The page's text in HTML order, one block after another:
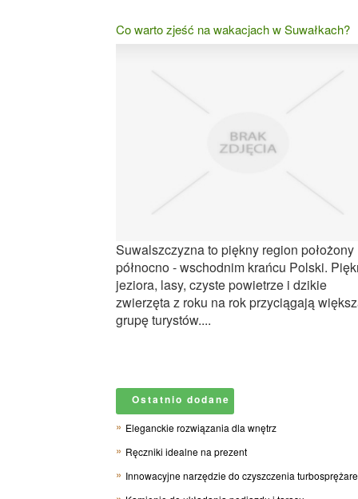
Co warto zjeść na wakacjach w Suwałkach?
Suwalszczyzna to piękny region położony
północno - wschodnim krańcu Polski.
jeziora, lasy, czyste powietrze i dzikie
zwierzęta z roku na rok przyciągają
grupę turystów....
Ostatnio dodane
Eleganckie rozwiązania dla wnętrz
Ręczniki idealne na prezent
Innowacyjne narzędzie do czyszczenia